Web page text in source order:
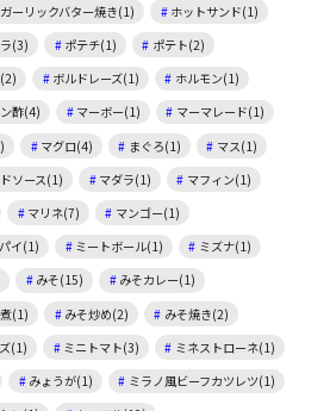
ーリックバター焼き(1)
ホットサンド(1)
(3) ポテチ(1)
ポテト(2)
ボルドレーズ(1)
ホルモン(1)
酢(4) マーボー(1)
マーマレード(1)
マグロ(4) まぐろ(1)
マス(1)
ソース(1) マダラ(1)
マフィン(1)
マリネ(7)
マンゴー(1)
イ(1) ミートボール(1)
ミズナ(1)
みそ(15)
みそカレー(1)
(1) みそ炒め(2)
みそ焼き(2)
(1) ミニトマト(3)
ミネストローネ(1)
みょうが(1)
ミラノ風ビーフカツレツ(1)